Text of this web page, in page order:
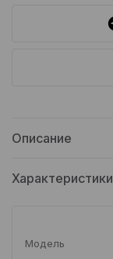
Описание
Характеристики
Модель